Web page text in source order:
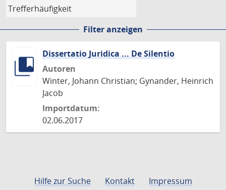
Filter anzeigen
Dissertatio Juridica ... De Silentio
Autoren
Winter, Johann Christian; Gynander, Heinrich
Jacob
Importdatum:
02.06.2017
Hilfe zur Suche Kontakt
Impressum